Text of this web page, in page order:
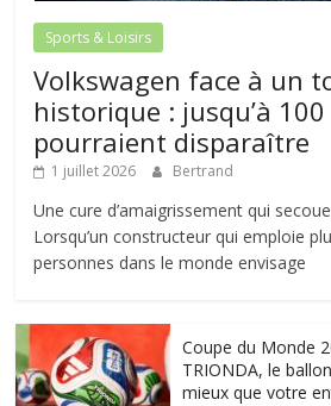
Sports & Loisirs
Volkswagen face à un
historique : jusqu’à
pourraient disparaître
1 juillet 2026 Bertrand
Une cure d’amaigrissement qui
Lorsqu’un constructeur qui emploie
personnes dans le monde envisage
Coupe du Monde
TRIONDA, le
mieux que votre